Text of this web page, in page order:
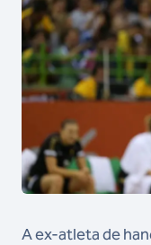
A ex-atleta de